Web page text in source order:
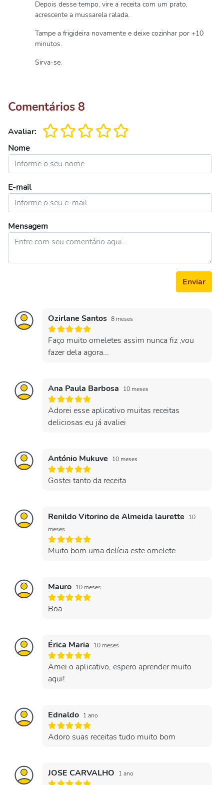
Depois desse tempo, vire a receita com um prato,
acrescente a mussarela ralada.
Tampe a frigideira novamente e deixe cozinhar por +10
minutos.
Sirva-se.
Comentários 8
Avaliar:
Nome
E-mail
Mensagem
Enviar
Ozirlane Santos 8 meses
Faço muito omeletes assim nunca fiz ,vou
fazer dela agora...
Ana Paula Barbosa 10 meses
Adorei esse aplicativo muitas receitas
deliciosas eu já avaliei
António Mukuve 10 meses
Gostei tanto da receita
Renildo Vitorino de Almeida laurette
10
meses
Muito bom uma delícia este omelete
Mauro 10 meses
Boa
Érica Maria 10 meses
Amei o aplicativo, espero aprender muito
aqui!
Ednaldo 1 ano
Adoro suas receitas tudo muito bom
JOSE CARVALHO 1 ano